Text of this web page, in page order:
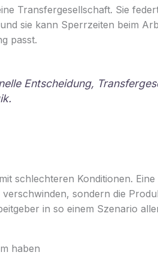
Transfergesellschaft. Sie
sie kann Sperrzeiten beim
passt.
Entscheidung,
schlechteren Konditionen.
sondern die
in so einem Szenario
haben